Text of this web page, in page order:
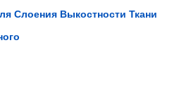
Слоения Выкостности Ткани